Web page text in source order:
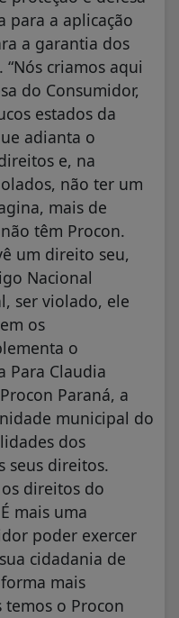
para a aplicação
a garantia dos
criamos aqui
do Consumidor,
estados da
adianta o
e, na
não ter um
mais de
têm Procon.
um direito seu,
Nacional
ser violado, ele
os
o
Para Claudia
Paraná, a
municipal do
dos
seus direitos.
direitos do
mais uma
poder exercer
cidadania de
mais
o Procon